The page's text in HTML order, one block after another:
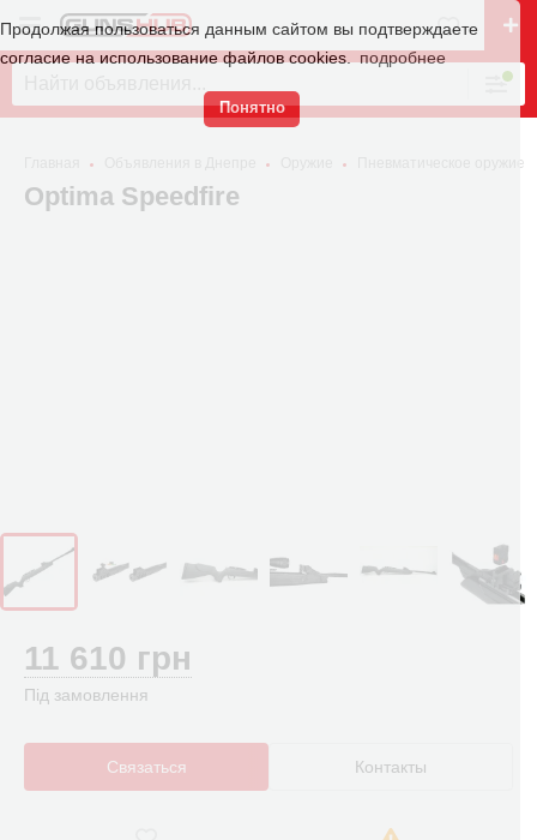
Продолжая пользоваться данным сайтом вы подтверждаете
согласие на использование файлов cookies.
подробнее
Понятно
Пневматическое оружие
Optima Speedfire
11 610 грн
Під замовлення
Связаться Контакты